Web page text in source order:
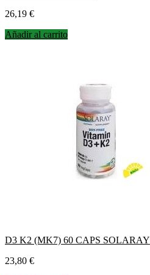
Precio
26,19 €
Añadir al carrito
D3 K2 (MK7) 60 CAPS SOLARAY
Precio
23,80 €